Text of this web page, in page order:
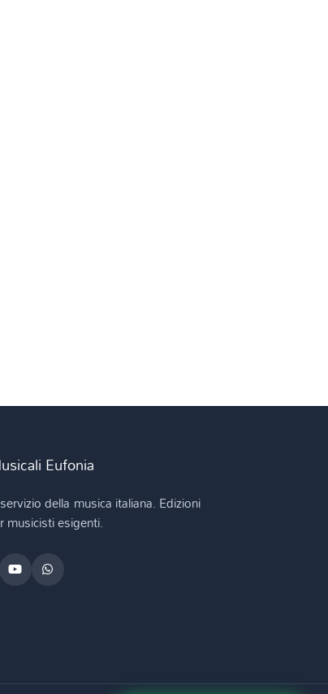
Eufonia
della musica italiana. Edizioni
musicisti esigenti.